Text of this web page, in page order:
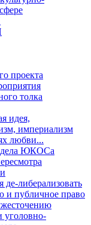
проекта
толка
идея,
империализм
любви...
дела ЮКОСа
либерализовать
и публичное право
уголовно-